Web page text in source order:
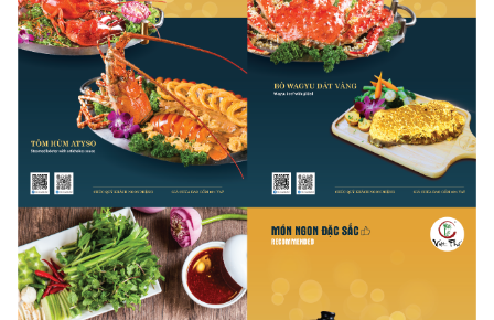
6. Quy định về số khách tối thiểu trên mỗi lượt đặt bàn:
Không quy định.
7. Quy định về Hoá đơn: Có, cụ thể như sau:
Hóa đơn VAT:Nhà hàng có xuất hóa đơn VAT, chỉ khi khách
hàng yêu cầu. Mức phí VAT theo quy định của pháp luật Việt
Nam.
Hóa đơn trực tiếp: Nhà hàng không xuất hóa đơn trực tiếp.
8. Quy định về phí phục vụ: Không quy định
9.Quy định về phí mang đồ vào: Có, cụ thể như sau:
- Nhà hàng quy định KHÔNG mang thức ăn, đồ uống từ ngoài
vào.
10. Quy định về phí phòng riêng: Không quy định